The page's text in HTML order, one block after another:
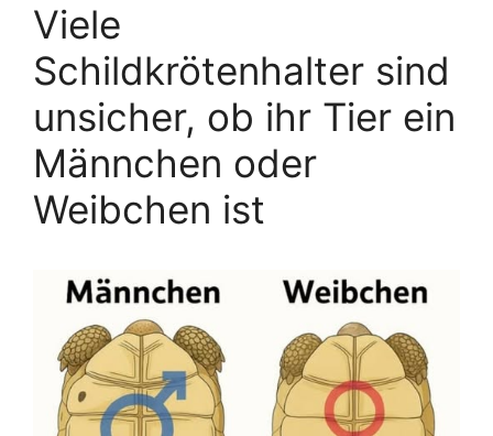
Viele
Schildkrötenhalter sind
unsicher, ob ihr Tier ein
Männchen oder
Weibchen ist